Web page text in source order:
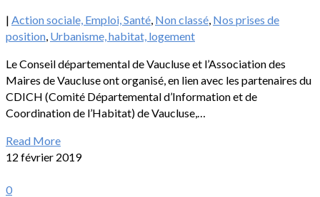
| Action sociale, Emploi, Santé Non classé Nos prises de
position Urbanisme, habitat, logement
Le Conseil départemental de Vaucluse et l’Association des
Maires de Vaucluse ont organisé, en lien avec les partenaires du
CDICH (Comité Départemental d’Information et de
Coordination de l’Habitat) de Vaucluse,…
Read More
12 février 2019
0